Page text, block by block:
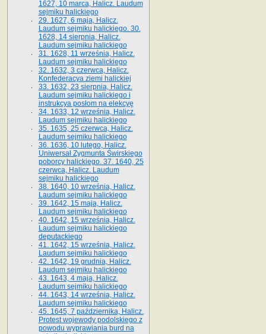
1627, 10 marca, Halicz. Laudum
sejmiku halickiego
29. 1627, 6 maja, Halicz.
Laudum sejmiku halickiego. 30.
1628, 14 sierpnia, Halicz.
Laudum sejmiku halickiego
31. 1628, 11 września, Halicz.
Laudum sejmiku halickiego
32. 1632, 3 czerwca, Halicz.
Konfederacya ziemi halickiej
33. 1632, 23 sierpnia, Halicz.
Laudum sejmiku halickiego i
instrukcya posłom na elekcyę
34. 1633, 12 września, Halicz.
Laudum sejmiku halickiego
35. 1635, 25 czerwca, Halicz.
Laudum sejmiku halickiego
36. 1636, 10 lutego, Halicz.
Uniwersał Zygmunta Świrskiego
poborcy halickiego. 37. 1640, 25
czerwca, Halicz. Laudum
sejmiku halickiego
38. 1640, 10 września, Halicz.
Laudum sejmiku halickiego
39. 1642, 15 maja, Halicz.
Laudum sejmiku halickiego
40. 1642, 15 września, Halicz.
Laudum sejmiku halickiego
deputackiego
41. 1642, 15 września, Halicz.
Laudum sejmiku halickiego
42. 1642, 19 grudnia, Halicz.
Laudum sejmiku halickiego
43. 1643, 4 maja, Halicz.
Laudum sejmiku halickiego
44. 1643, 14 września, Halicz.
Laudum sejmiku halickiego
45. 1645, 7 października, Halicz.
Protest wojewody podolskiego z
powodu wyprawiania burd na